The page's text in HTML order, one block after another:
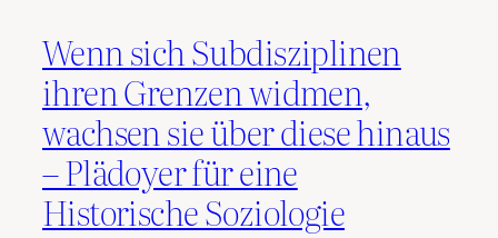
Wenn sich Subdisziplinen
ihren Grenzen widmen,
wachsen sie über diese hinaus
– Plädoyer für eine
Historische Soziologie